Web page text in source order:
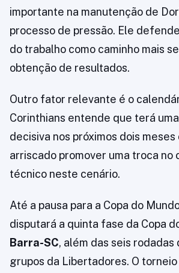
importante na manutenção de
processo de pressão. Ele
do trabalho como caminho mais
obtenção de resultados.
Outro fator relevante é o
Corinthians entende que terá
decisiva nos próximos dois
arriscado promover uma troca no
técnico neste cenário.
Até a pausa para a Copa do
disputará a quinta fase da Copa
Barra-SC, além das seis rodadas
grupos da Libertadores. O